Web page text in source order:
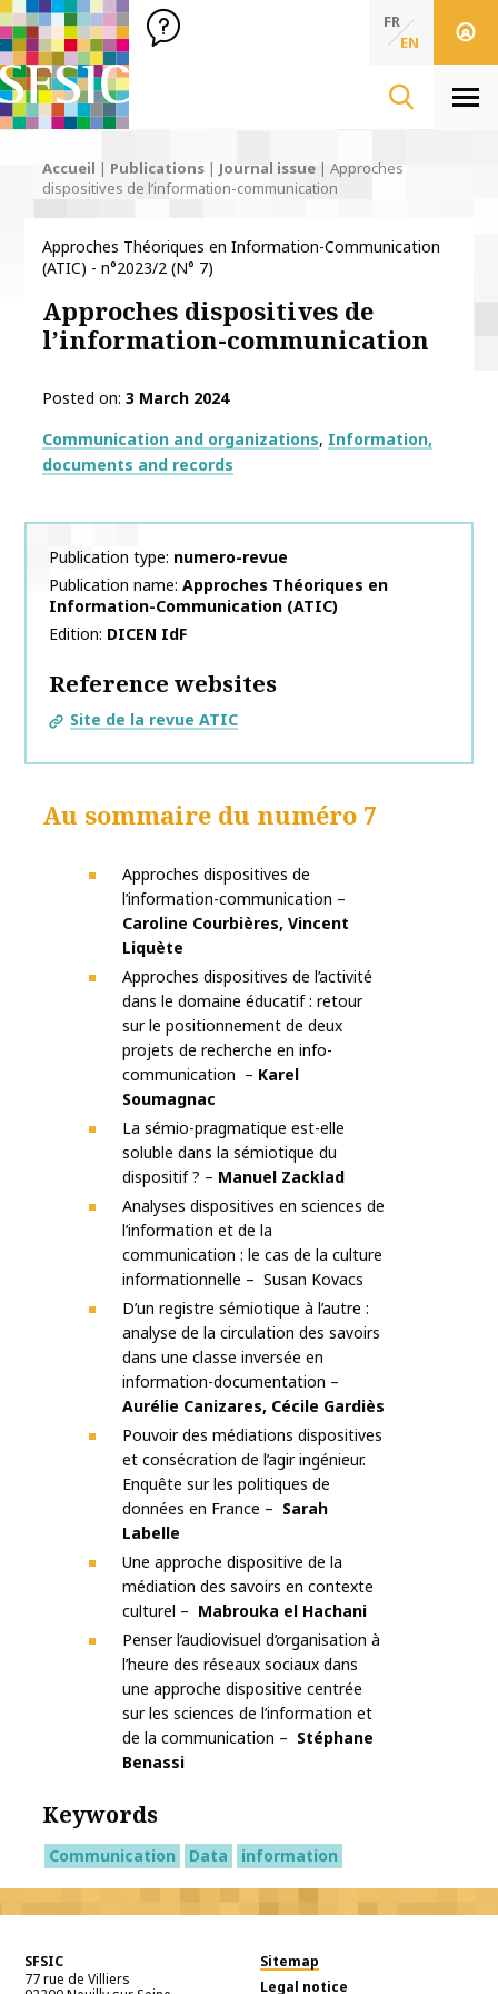
SFSIC Société Française des Sciences de l'Information & de
Société Française des Sciences de
FR
EN
Accueil | Publications | Journal issue | Approches
dispositives de l’information-communication
Approches Théoriques en Information-Communication
(ATIC) - n°2023/2 (N° 7)
Approches dispositives de
l’information-communication
Posted on 3 March 2024
Thématiques
Communication and organizations Information,
documents and records
Publication type numero-revue
Publication name Approches Théoriques en
Information-Communication (ATIC)
Edition DICEN IdF
Reference websites
Site de la revue ATIC
Au sommaire du numéro 7
Approches dispositives de
l’information-communication –
Caroline Courbières, Vincent
Liquète
Approches dispositives de l’activité
dans le domaine éducatif : retour
sur le positionnement de deux
projets de recherche en info-
communication – Karel
Soumagnac
La sémio-pragmatique est-elle
soluble dans la sémiotique du
dispositif ? – Manuel Zacklad
Analyses dispositives en sciences de
l’information et de la
communication : le cas de la culture
informationnelle – Susan Kovacs
D’un registre sémiotique à l’autre :
analyse de la circulation des savoirs
dans une classe inversée en
information-documentation –
Aurélie Canizares, Cécile Gardiès
Pouvoir des médiations dispositives
et consécration de l’agir ingénieur.
Enquête sur les politiques de
données en France – Sarah
Labelle
Une approche dispositive de la
médiation des savoirs en contexte
culturel – Mabrouka el Hachani
Penser l’audiovisuel d’organisation à
l’heure des réseaux sociaux dans
une approche dispositive centrée
sur les sciences de l’information et
de la communication – Stéphane
Benassi
Keywords
Communication Data information
SFSIC
77 rue de Villiers
Sitemap
Legal notice